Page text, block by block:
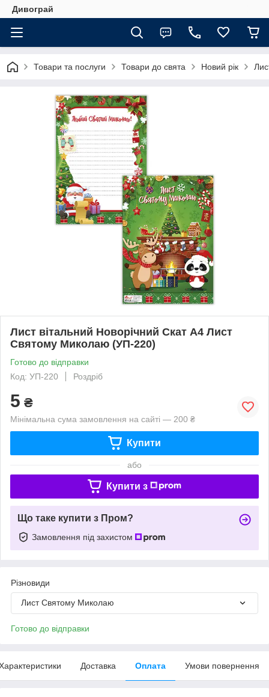
Дивограй
Товари та послуги Товари до свята Новий рік
Лист вітальний Новорічний Скат А4 Лист
Святому Миколаю (УП-220)
Готово до відправки
Код: УП-220
Роздріб
5 ₴
Мінімальна сума замовлення на сайті — 200 ₴
Купити
або
Купити з
Що таке купити з Пром?
Замовлення під захистом
Різновиди
Лист Святому Миколаю
Готово до відправки
Доставка Оплата Умови повернення